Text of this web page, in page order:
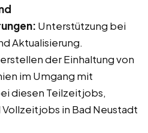
Unterstützung bei
Aktualisierung.
der Einhaltung von
im Umgang mit
diesen Teilzeitjobs,
in Bad Neustadt